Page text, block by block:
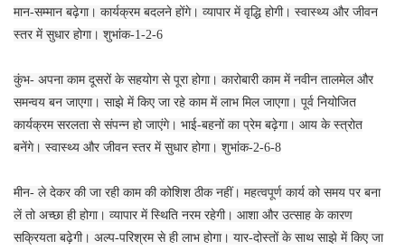
मान-सम्मान बढ़ेगा। कार्यक्रम बदलने होंगे। व्यापार में वृद्धि होगी। स्वास्थ्य और जीवन
स्तर में सुधार होगा। शुभांक-1-2-6
कुंभ- अपना काम दूसरों के सहयोग से पूरा होगा। कारोबारी काम में नवीन तालमेल और
समन्वय बन जाएगा। साझे में किए जा रहे काम में लाभ मिल जाएगा। पूर्व नियोजित
कार्यक्रम सरलता से संपन्न हो जाएंगे। भाई-बहनों का प्रेम बढ़ेगा। आय के स्त्रोत
बनेंगे। स्वास्थ्य और जीवन स्तर में सुधार होगा। शुभांक-2-6-8
मीन- ले देकर की जा रही काम की कोशिश ठीक नहीं। महत्वपूर्ण कार्य को समय पर बना
लें तो अच्छा ही होगा। व्यापार में स्थिति नरम रहेगी। आशा और उत्साह के कारण
सक्रियता बढ़ेगी। अल्प-परिश्रम से ही लाभ होगा। यार-दोस्तों के साथ साझे में किए जा